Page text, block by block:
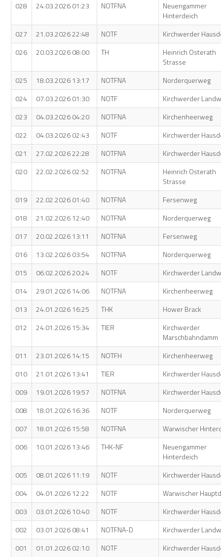
028
24.03.2026 01:23 NOTFNA
Neuengammer
Hinterdeich
027
21.03.2026 22:48 NOTF
Kirchwerder
026
20.03.2026 08:00 TH
Heinrich Osterath
Strasse
025
18.03.2026 13:17 NOTFNA
Norderquerweg
024
07.03.2026 01:30 NOTF
Kirchwerder
023
04.03.2026 04:20 NOTFNA
Kirchenheerweg
022
04.03.2026 02:43 NOTF
Kirchwerder
021
27.02.2026 22:28 NOTFNA
Kirchwerder
020
22.02.2026 02:52 NOTFNA
Heinrich Osterath
Strasse
019
22.02.2026 01:40 NOTFNA
Fersenweg
018
21.02.2026 12:40 NOTFNA
Norderquerweg
017
20.02.2026 13:11 NOTFNA
Fersenweg
016
13.02.2026 03:54 NOTFNA
Norderquerweg
015
06.02.2026 20:24 NOTF
Kirchwerder
014
29.01.2026 14:06 NOTFNA
Kirchenheerweg
013
24.01.2026 16:25 THK
Hower Brack
012
24.01.2026 15:34 TIER
Kirchwerder
Marschbahndamm
011
23.01.2026 14:15 NOTFH
Kirchenheerweg
010
21.01.2026 13:41 TIER
Kirchwerder
009
19.01.2026 19:57 NOTFNA
Kirchwerder
008
18.01.2026 16:36 NOTF
Norderquerweg
007
18.01.2026 15:58 NOTFNA
Warwischer
006
10.01.2026 13:46 THK-NF
Neuengammer
Hinterdeich
005
08.01.2026 11:19 NOTF
Kirchwerder
004
04.01.2026 12:22 NOTF
Warwischer
003
03.01.2026 10:40 NOTF
Kirchwerder
002
03.01.2026 08:41 NOTFNA-D
Kirchwerder
001
01.01.2026 02:10 NOTF Kirchwerder